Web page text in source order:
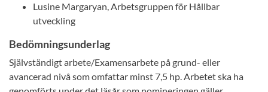
Lusine Margaryan, Arbetsgruppen för Hållbar
utveckling
Bedömningsunderlag
Självständigt arbete/Examensarbete på grund- eller
avancerad nivå som omfattar minst 7,5 hp. Arbetet ska ha